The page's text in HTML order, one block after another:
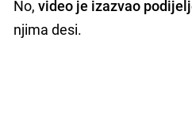
No,video je izazvao
njima desi.